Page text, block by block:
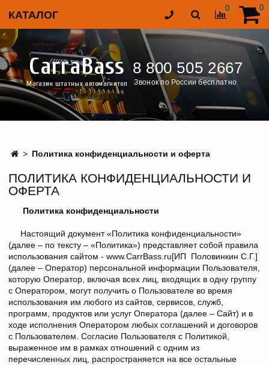
КАТАЛОГ
0 0
CarraBass
Магазин штатных автомагнитол
8 800 505 2667
Звонок по России бесплатно
Политика конфиденциальности и оферта
ПОЛИТИКА КОНФИДЕНЦИАЛЬНОСТИ И
ОФЕРТА
Политика конфиденциальности
Настоящий документ «Политика конфиденциальности»
(далее – по тексту – «Политика») представляет собой правила
использования сайтом - www.CarrBass.ru[ИП Половинкин С.Г.]
(далее – Оператор) персональной информации Пользователя,
которую Оператор, включая всех лиц, входящих в одну группу
с Оператором, могут получить о Пользователе во время
использования им любого из сайтов, сервисов, служб,
программ, продуктов или услуг Оператора (далее – Сайт) и в
ходе исполнения Оператором любых соглашений и договоров
с Пользователем. Согласие Пользователя с Политикой,
выраженное им в рамках отношений с одним из
перечисленных лиц, распространяется на все остальные